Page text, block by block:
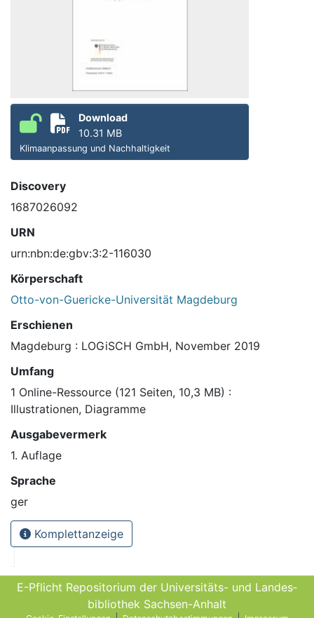
Download
10.31 MB
Klimaanpassung und Nachhaltigkeit
Discovery
1687026092
URN
urn:nbn:de:gbv:3:2-116030
Körperschaft
Otto-von-Guericke-Universität Magdeburg
Erschienen
Magdeburg : LOGiSCH GmbH, November 2019
Umfang
1 Online-Ressource (121 Seiten, 10,3 MB) :
Illustrationen, Diagramme
Ausgabevermerk
1. Auflage
Sprache
ger
Komplettanzeige
E-Pflicht Repositorium der Universitäts- und Landes­
bibliothek Sachsen-Anhalt